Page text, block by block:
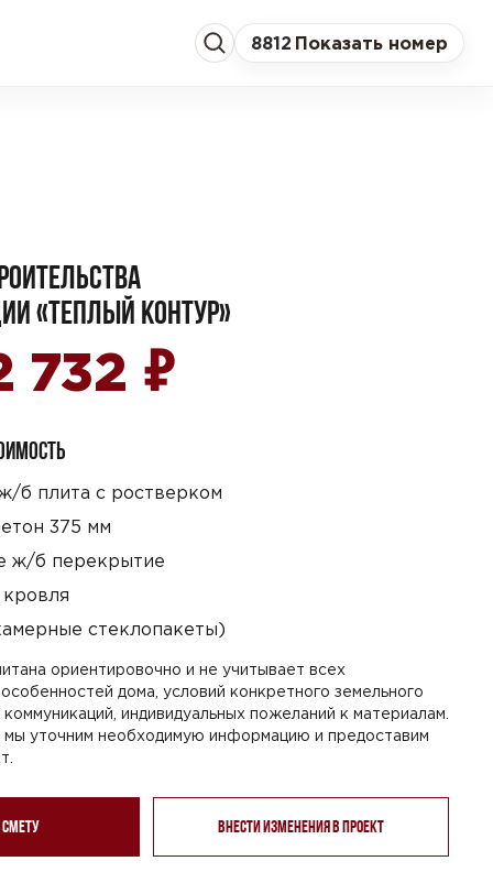
8812 Показать номер
«ТЕПЛЫЙ КОНТУР»
732 ₽
б плита с ростверком
375 мм
ж/б перекрытие
стеклопакеты)
ориентировочно и не учитывает всех
дома, условий конкретного земельного
коммуникаций, индивидуальных пожеланий к материалам.
мы уточним необходимую информацию и предоставим
смету Внести изменения в проект